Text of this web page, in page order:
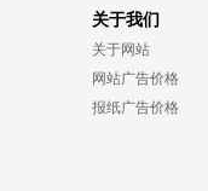
关于我们
关于网站
网站广告价格
报纸广告价格